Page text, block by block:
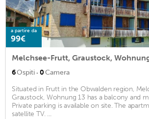
a partire da
99€
Melchsee-Frutt, Graustock,
6Ospiti · 0Camera
Situated in Frutt in the Obwalden region,
Graustock, Wohnung 13 has a balcony and
Private parking is available on site. The
satellite TV. ...